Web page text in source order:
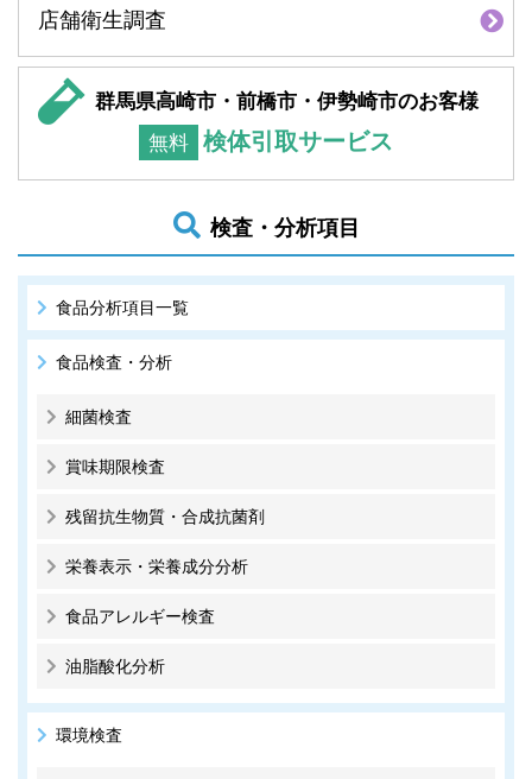
店舗衛生調査
群馬県高崎市・前橋市・伊勢崎市のお客様
無料 検体引取サービス
検査・分析項目
食品分析項目一覧
食品検査・分析
細菌検査
賞味期限検査
残留抗生物質・合成抗菌剤
栄養表示・栄養成分分析
食品アレルギー検査
油脂酸化分析
環境検査